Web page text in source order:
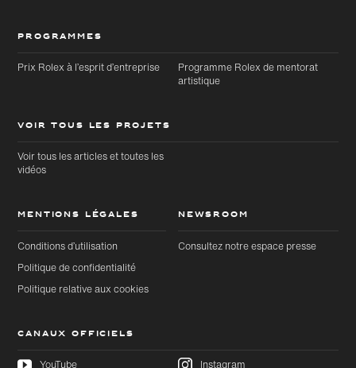
PROGRAMMES
Prix Rolex à l’esprit d’entreprise
Programme Rolex de mentorat
artistique
VOIR TOUS LES PROJETS
Voir tous les articles et toutes les
vidéos
MENTIONS LÉGALES
Conditions d’utilisation
Politique de confidentialité
Politique relative aux cookies
NEWSROOM
Consultez notre espace presse
CANAUX OFFICIELS
YouTube Instagram